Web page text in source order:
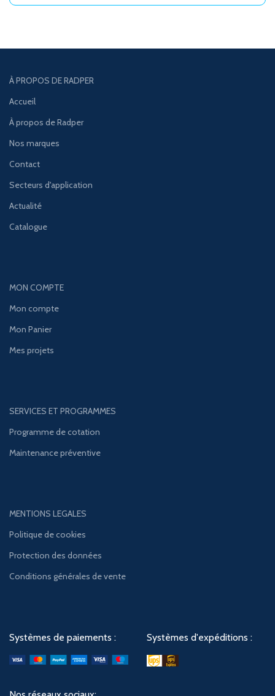
À PROPOS DE RADPER
Accueil
À propos de Radper
Nos marques
Contact
Secteurs d'application
Actualité
Catalogue
MON COMPTE
Mon compte
Mon Panier
Mes projets
SERVICES ET PROGRAMMES
Programme de cotation
Maintenance préventive
MENTIONS LEGALES
Politique de cookies
Protection des données
Conditions générales de vente
Systèmes de paiements : Systèmes d'expéditions :